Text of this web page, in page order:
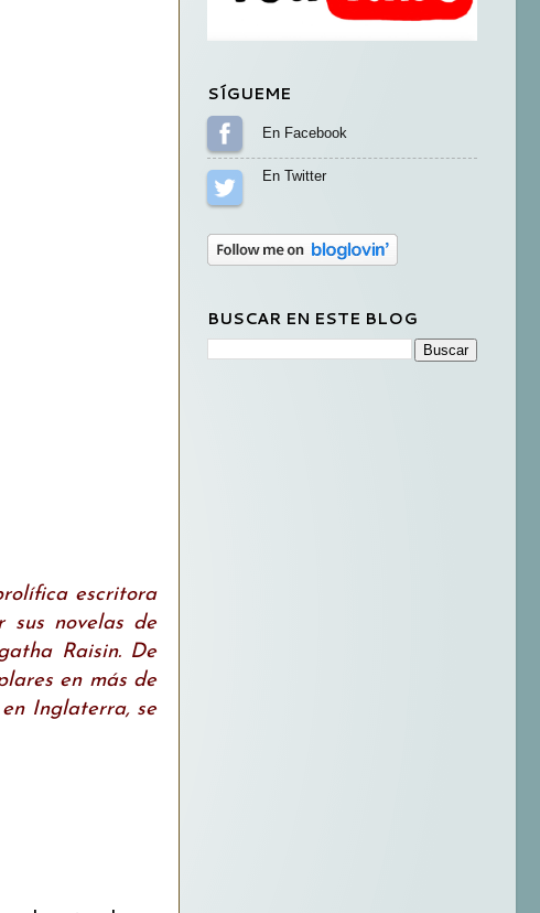
escritora
sus novelas de
Raisin. De
en más de
Inglaterra, se
SÍGUEME
Sígueme en Facebook
BUSCAR EN ESTE BLOG